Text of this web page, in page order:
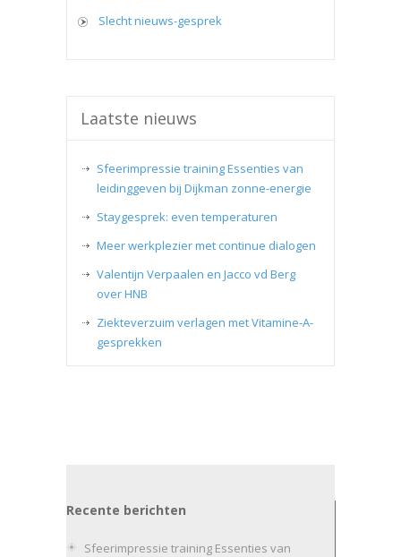
Slecht nieuws-gesprek
Laatste nieuws
Sfeerimpressie training Essenties van
leidinggeven bij Dijkman zonne-energie
Staygesprek: even temperaturen
Meer werkplezier met continue dialogen
Valentijn Verpaalen en Jacco vd Berg
over HNB
Ziekteverzuim verlagen met Vitamine-A-
gesprekken
Recente berichten
Sfeerimpressie training Essenties van